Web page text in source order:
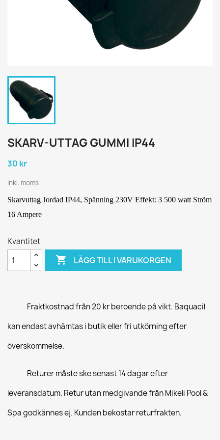
SKARV-UTTAG GUMMI IP44
30 kr
Inkl. moms
Skarvuttag Jordad IP44, Spänning 230V Effekt: 3 500 watt Ström
16 Ampere
Kvantitet
 LÄGG TILL I VARUKORGEN
Fraktkostnad från 20 kr beroende på vikt. Baquacil
kan endast avhämtas i butik eller fri utkörning efter
överskommelse.
Returer måste ske senast 14 dagar efter
leveransdatum. Retur utan medgivande från Mikeli Pool &
Spa godkännes ej. Kunden bekostar returfrakten.